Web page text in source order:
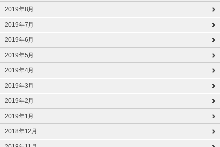
2019年8月
2019年7月
2019年6月
2019年5月
2019年4月
2019年3月
2019年2月
2019年1月
2018年12月